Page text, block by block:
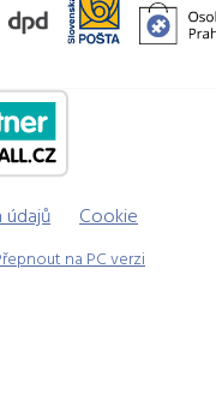
údajů Cookie
na PC verzi